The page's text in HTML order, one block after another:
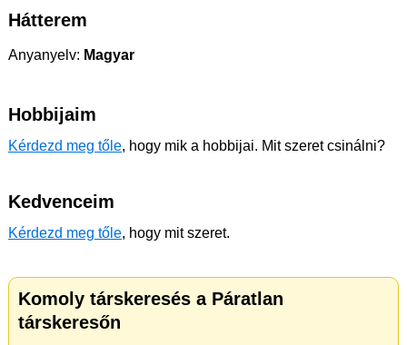
Hátterem
Anyanyelv: Magyar
Hobbijaim
Kérdezd meg tőle, hogy mik a hobbijai. Mit szeret csinálni?
Kedvenceim
Kérdezd meg tőle, hogy mit szeret.
Komoly társkeresés a Páratlan
társkeresőn